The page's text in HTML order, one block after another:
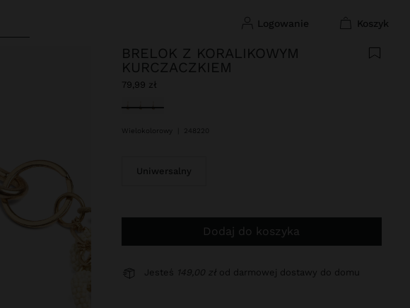
logowanie koszyk
BRELOK Z KORALIKOWYM
KURCZACZKIEM
79,99 zł
Wybrane
Wielokolorowy 248220
Uniwersalny
Dodaj do koszyka
Jesteś 149,00 zł od darmowej dostawy do domu